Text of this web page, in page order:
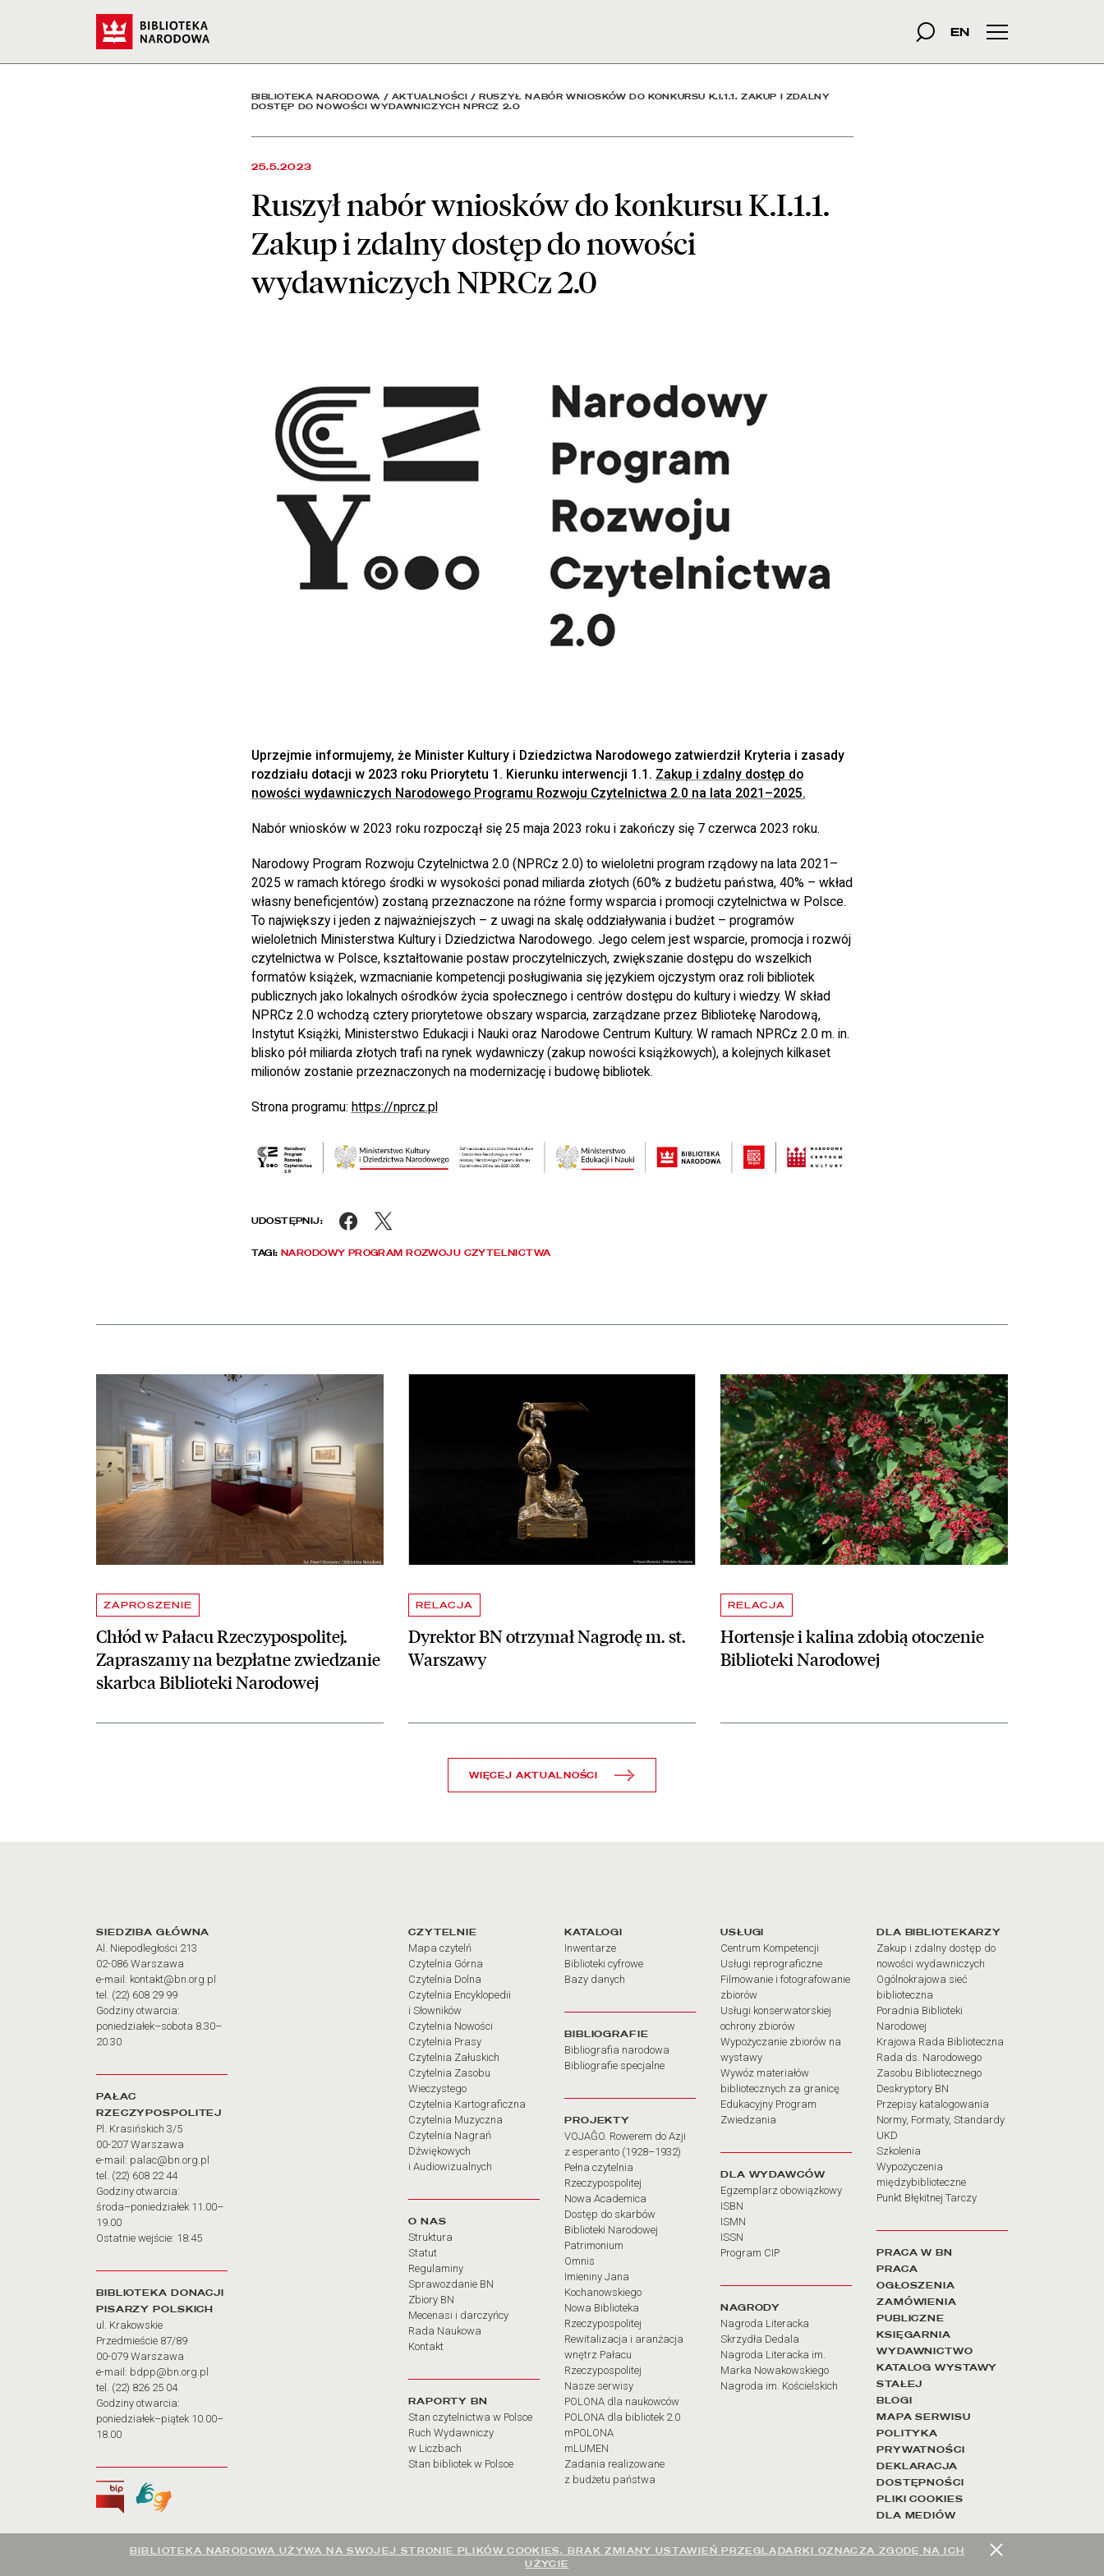
Ruszył nabór wniosków do konkursu K.I.1.1. Zakup i zdalny dostęp do
BIBLIOTEKA NARODOWA UŻYWA NA SWOJEJ STRONIE PLIKÓW COOKIES. BRAK ZMIANY USTAWIEŃ PRZEGLĄDARKI OZNACZA ZGODĘ NA ICH
UŻYCIE
szukana fraza
Szukaj
EN Menu główne
BIBLIOTEKA NARODOWA / AKTUALNOŚCI /RUSZYŁ NABÓR WNIOSKÓW DO KONKURSU K.I.1.1. ZAKUP I ZDALNY
DOSTĘP DO NOWOŚCI WYDAWNICZYCH NPRCZ 2.0
25.5.2023
Ruszył nabór wniosków do konkursu K.I.1.1.
Zakup i zdalny dostęp do nowości
wydawniczych NPRCz 2.0
Uprzejmie informujemy, że Minister Kultury i Dziedzictwa Narodowego zatwierdził Kryteria i zasady
rozdziału dotacji w 2023 roku Priorytetu 1. Kierunku interwencji 1.1. Zakup i zdalny dostęp do
nowości wydawniczych Narodowego Programu Rozwoju Czytelnictwa 2.0 na lata 2021–2025.
Nabór wniosków w 2023 roku rozpoczął się 25 maja 2023 roku i zakończy się 7 czerwca 2023 roku.
Narodowy Program Rozwoju Czytelnictwa 2.0 (NPRCz 2.0) to wieloletni program rządowy na lata 2021–
2025 w ramach którego środki w wysokości ponad miliarda złotych (60% z budżetu państwa, 40% – wkład
własny beneficjentów) zostaną przeznaczone na różne formy wsparcia i promocji czytelnictwa w Polsce.
To największy i jeden z najważniejszych – z uwagi na skalę oddziaływania i budżet – programów
wieloletnich Ministerstwa Kultury i Dziedzictwa Narodowego. Jego celem jest wsparcie, promocja i rozwój
czytelnictwa w Polsce, kształtowanie postaw proczytelniczych, zwiększanie dostępu do wszelkich
formatów książek, wzmacnianie kompetencji posługiwania się językiem ojczystym oraz roli bibliotek
publicznych jako lokalnych ośrodków życia społecznego i centrów dostępu do kultury i wiedzy. W skład
NPRCz 2.0 wchodzą cztery priorytetowe obszary wsparcia, zarządzane przez Bibliotekę Narodową,
Instytut Książki, Ministerstwo Edukacji i Nauki oraz Narodowe Centrum Kultury. W ramach NPRCz 2.0 m. in.
blisko pół miliarda złotych trafi na rynek wydawniczy (zakup nowości książkowych), a kolejnych kilkaset
milionów zostanie przeznaczonych na modernizację i budowę bibliotek.
Strona programu: https://nprcz.pl
UDOSTĘPNIJ: Facebook
TAGI:NARODOWY PROGRAM ROZWOJU CZYTELNICTWA
Aktualności
ZAPROSZENIE
Chłód w Pałacu Rzeczypospolitej.
Zapraszamy na bezpłatne zwiedzanie
skarbca Biblioteki Narodowej
czytaj więcej o Chłód w Pałacu Rzeczypospolitej. Zapraszamy na bezpłatne zwiedzanie skarbca Biblioteki Narodowej
RELACJA
Dyrektor BN otrzymał Nagrodę m. st.
Warszawy
czytaj więcej o Dyrektor BN otrzymał Nagrodę m. st. Warszawy
RELACJA
Hortensje i kalina zdobią otoczenie
Biblioteki Narodowej
czytaj więcej o Hortensje i kalina zdobią otoczenie Biblioteki Narodowej
WIĘCEJ AKTUALNOŚCI
Adres oraz godziny otwarcia
SIEDZIBA GŁÓWNA
Al. Niepodległości 213
02-086 Warszawa
e-mail: kontakt@bn.org.pl
tel. (22) 608 29 99
Godziny otwarcia:
poniedziałek–sobota 8.30–
20.30
PAŁAC
RZECZYPOSPOLITEJ
Pl. Krasińskich 3/5
00-207 Warszawa
e-mail: palac@bn.org.pl
tel. (22) 608 22 44
Godziny otwarcia:
środa–poniedziałek 11.00–
19.00
Ostatnie wejście: 18:45
BIBLIOTEKA DONACJI
PISARZY POLSKICH
ul. Krakowskie
Przedmieście 87/89
00-079 Warszawa
e-mail: bdpp@bn.org.pl
tel. (22) 826 25 04
Godziny otwarcia:
poniedziałek–piątek 10.00–
18.00
Biuletyn Informacji Publicznej
Tłumacz języka migowego
Linki do najważniejszych działów
CZYTELNIE
Mapa czytelń
Czytelnia Górna
Czytelnia Dolna
Czytelnia Encyklopedii
i Słowników
Czytelnia Nowości
Czytelnia Prasy
Czytelnia Załuskich
Czytelnia Zasobu
Wieczystego
Czytelnia Kartograficzna
Czytelnia Muzyczna
Czytelnia Nagrań
Dźwiękowych
i Audiowizualnych
O NAS
Struktura
Statut
Regulaminy
Sprawozdanie BN
Zbiory BN
Mecenasi i darczyńcy
Rada Naukowa
Kontakt
RAPORTY BN
Stan czytelnictwa w Polsce
Ruch Wydawniczy
w Liczbach
Stan bibliotek w Polsce
KATALOGI
Inwentarze
Biblioteki cyfrowe
Bazy danych
BIBLIOGRAFIE
Bibliografia narodowa
Bibliografie specjalne
PROJEKTY
VOJAĜO. Rowerem do Azji
z esperanto (1928–1932)
Pełna czytelnia
Rzeczypospolitej
Nowa Academica
Dostęp do skarbów
Biblioteki Narodowej
Patrimonium
Omnis
Imieniny Jana
Kochanowskiego
Nowa Biblioteka
Rzeczypospolitej
Rewitalizacja i aranżacja
wnętrz Pałacu
Rzeczypospolitej
Nasze serwisy
POLONA dla naukowców
POLONA dla bibliotek 2.0
mPOLONA
mLUMEN
Zadania realizowane
z budżetu państwa
USŁUGI
Centrum Kompetencji
Usługi reprograficzne
Filmowanie i fotografowanie
zbiorów
Usługi konserwatorskiej
ochrony zbiorów
Wypożyczanie zbiorów na
wystawy
Wywóz materiałów
bibliotecznych za granicę
Edukacyjny Program
Zwiedzania
DLA WYDAWCÓW
Egzemplarz obowiązkowy
ISBN
ISMN
ISSN
Program CIP
NAGRODY
Nagroda Literacka
Skrzydła Dedala
Nagroda Literacka im.
Marka Nowakowskiego
Nagroda im. Kościelskich
DLA BIBLIOTEKARZY
Zakup i zdalny dostęp do
nowości wydawniczych
Ogólnokrajowa sieć
biblioteczna
Poradnia Biblioteki
Narodowej
Krajowa Rada Biblioteczna
Rada ds. Narodowego
Zasobu Bibliotecznego
Deskryptory BN
Przepisy katalogowania
Normy, Formaty, Standardy
UKD
Szkolenia
Wypożyczenia
międzybiblioteczne
Punkt Błękitnej Tarczy
PRACA W BN
PRACA
OGŁOSZENIA
ZAMÓWIENIA
PUBLICZNE
KSIĘGARNIA
WYDAWNICTWO
KATALOG WYSTAWY
STAŁEJ
BLOGI
MAPA SERWISU
POLITYKA
PRYWATNOŚCI
DEKLARACJA
DOSTĘPNOŚCI
PLIKI COOKIES
DLA MEDIÓW